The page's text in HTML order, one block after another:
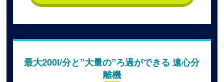
最大200l/分と”大量の”ろ過ができる 遠心分
離機